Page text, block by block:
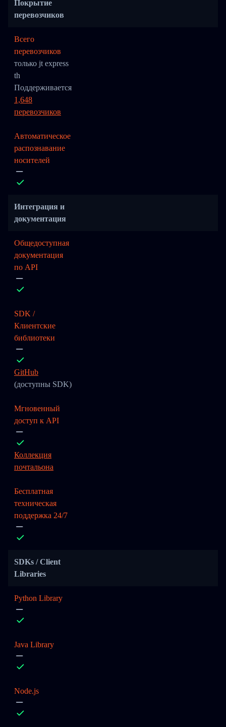
Покрытие
перевозчиков
Всего
перевозчиков
только jt express
th
Поддерживается
1,648
перевозчиков
Автоматическое
распознавание
носителей
Интеграция и
документация
Общедоступная
документация
по API
SDK /
Клиентские
библиотеки
GitHub
(доступны SDK)
Мгновенный
доступ к API
Коллекция
почтальона
Бесплатная
техническая
поддержка 24/7
SDKs / Client
Libraries
Python Library
Java Library
Node.js